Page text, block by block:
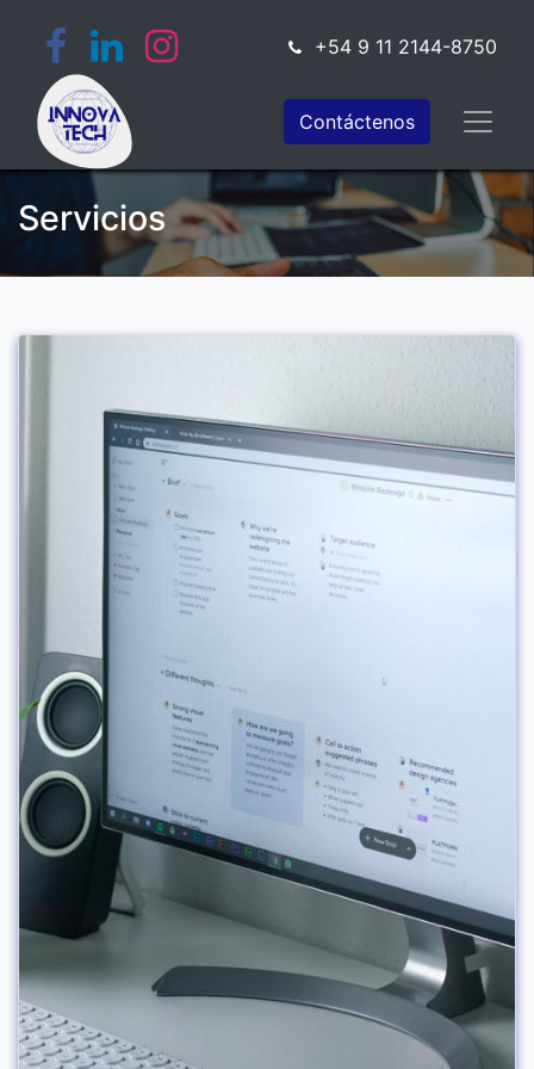
+54 9 11 2144-8750
Contáctenos
Servicios